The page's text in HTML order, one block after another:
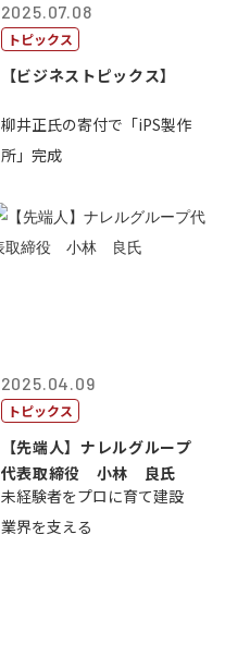
2025.07.08
トピックス
【ビジネストピックス】
柳井正氏の寄付で「iPS製作
所」完成
2025.04.09
トピックス
【先端人】ナレルグループ
代表取締役 小林 良氏
未経験者をプロに育て建設
業界を支える